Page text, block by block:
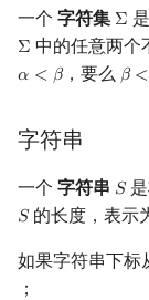
OI Wiki 不是什么
格式手册
F.A.Q.
镜像站列表
致谢
学习路线
学习资源
出题
命令行
命令行编译与调试
WSL (Windows
Special Judge
Testlib
C++ 进阶
C++ 与其他常
Python 速成
Java 速成
Java 进阶
模拟
递归 & 分治
排序
前缀和 & 差分
二分
双向搜索
启发式搜索
迭代加深搜索
IDA*
回溯法
背包 DP
区间 DP
树形 DP
状压 DP
数位 DP
子串
子序列
前缀
字典序
位操作
二进制集合操作
快速幂
置换和排列
弧度制与坐标系
链表
哈希表
块状数据结构
单调栈
DFS（图论）
BFS（图论）
有向无环图
拓扑排序
最短路问题
距离
Pick 定理
凸包
扫描线
旋转卡壳
离线算法
分数规划
悬线法
有限状态自动机
计算理论基础
线段树与离线询
一个 字符集 Σ
Σ
Σ
Σ 中的任意两个
𝛼 < 𝛽
α<β ，要么 𝛽 <
β <α
字符串
一个 字符串 𝑆
S
𝑆
S的长度，表示
如果字符串下标
；